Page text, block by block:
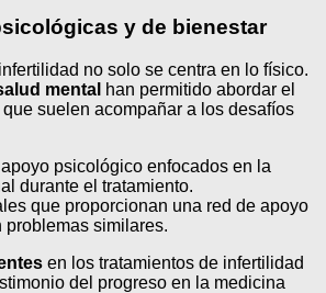
y de bienestar
no solo se centra en lo físico.
mental han permitido abordar el
suelen acompañar a los desafíos
psicológico enfocados en la
durante el tratamiento.
que proporcionan una red de apoyo
problemas similares.
en los tratamientos de infertilidad
del progreso en la medicina